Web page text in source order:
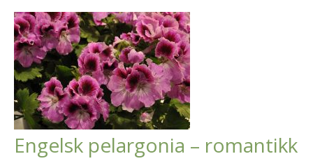
Engelsk pelargonia – romantikk